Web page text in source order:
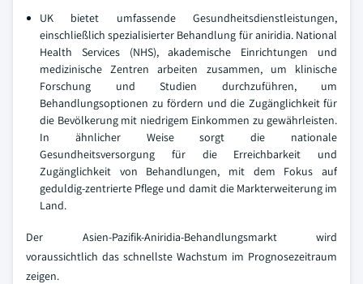
UK bietet umfassende Gesundheitsdienstleistungen,
einschließlich spezialisierter Behandlung für aniridia. National
Health Services (NHS), akademische Einrichtungen und
medizinische Zentren arbeiten zusammen, um klinische
Forschung und Studien durchzuführen, um
Behandlungsoptionen zu fördern und die Zugänglichkeit für
die Bevölkerung mit niedrigem Einkommen zu gewährleisten.
In ähnlicher Weise sorgt die nationale
Gesundheitsversorgung für die Erreichbarkeit und
Zugänglichkeit von Behandlungen, mit dem Fokus auf
geduldig-zentrierte Pflege und damit die Markterweiterung im
Land.
Der Asien-Pazifik-Aniridia-Behandlungsmarkt wird
voraussichtlich das schnellste Wachstum im Prognosezeitraum
zeigen.